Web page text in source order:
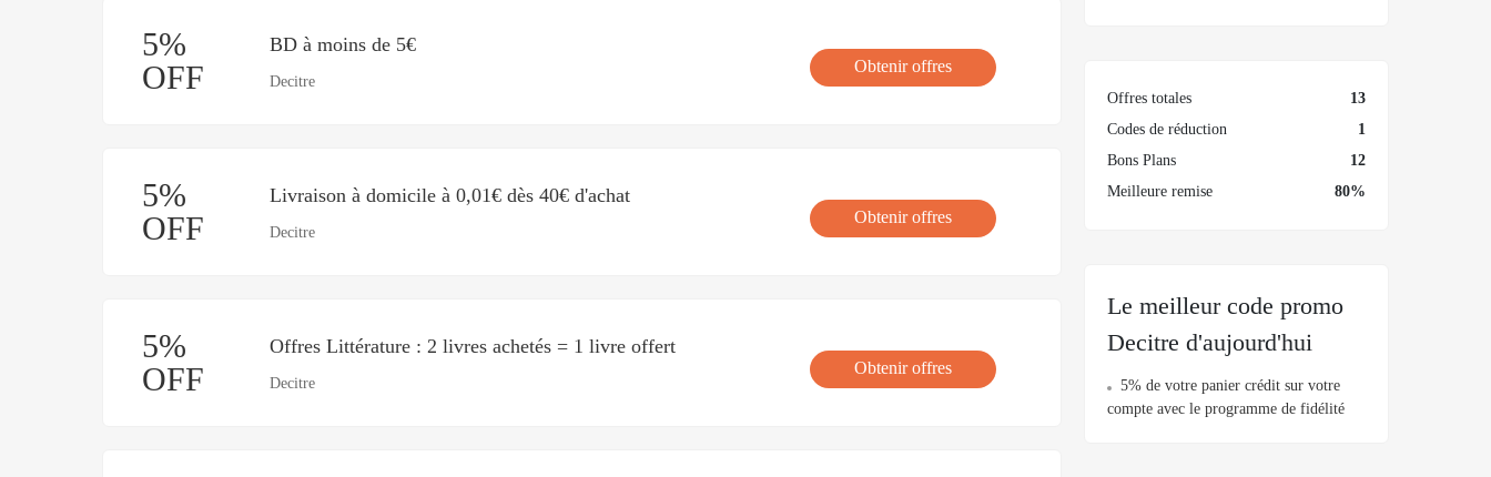
5%
OFF
BD à moins de 5€
Decitre
Obtenir offres
5%
OFF
Livraison à domicile à 0,01€ dès 40€ d'achat
Decitre
Obtenir offres
5%
OFF
Offres Littérature : 2 livres achetés = 1 livre offert
Decitre
Obtenir offres
Offres totales
13
Codes de réduction
1
Bons Plans
12
Meilleure remise
80%
Le meilleur code promo
Decitre d'aujourd'hui
5% de votre panier crédit sur votre
compte avec le programme de fidélité